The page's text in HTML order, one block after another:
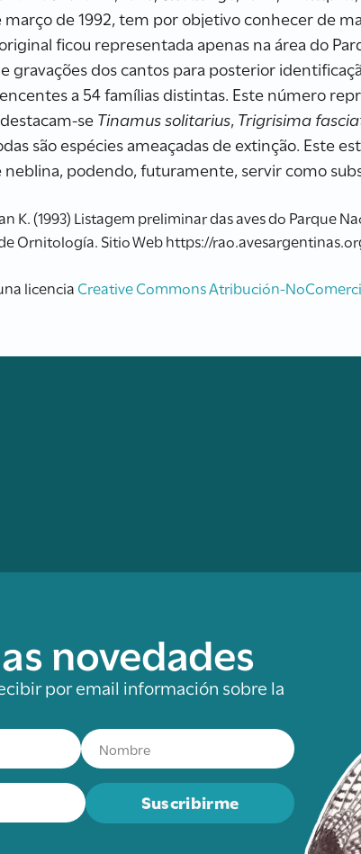
de 1992, tem por objetivo conhecer de
ficou representada apenas na área do
gravações dos cantos para posterior
a 54 famílias distintas. Este número
seTinamus solitarius,Trigrisima
são espécies ameaçadas de extinção. Este
neblina, podendo, futuramente, servir como
K. (1993) Listagem preliminar das aves do Parque
Ornitología. Sitio Web https://
licencia Creative Commons Atribución-
novedades
por email información sobre la
Suscribirme